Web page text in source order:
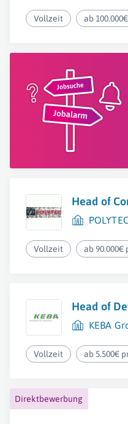
Vollzeit ab
Head of
Vollzeit ab 90.000€
Head of
KEBA
Vollzeit ab 5.500€
Direktbewerbung